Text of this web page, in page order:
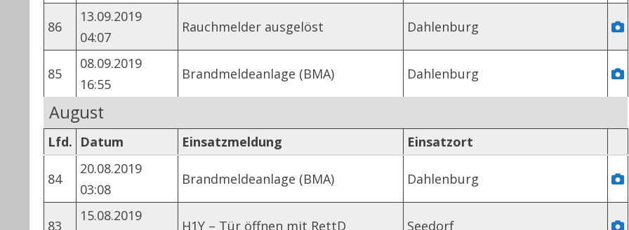
86
13.09.2019
04:07
Rauchmelder ausgelöst Dahlenburg
85
08.09.2019
16:55
Brandmeldeanlage (BMA) Dahlenburg
August
Lfd. Datum Einsatzmeldung Einsatzort
84
20.08.2019
03:08
Brandmeldeanlage (BMA) Dahlenburg
83
15.08.2019
H1Y – Tür öffnen mit RettD Seedorf